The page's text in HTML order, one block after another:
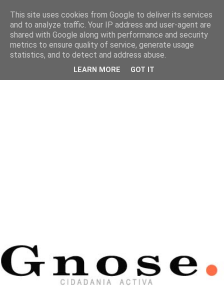
This site uses cookies from Google to deliver its services
and to analyze traffic. Your IP address and user-agent are
shared with Google along with performance and security
metrics to ensure quality of service, generate usage
statistics, and to detect and address abuse.
LEARN MORE GOT IT